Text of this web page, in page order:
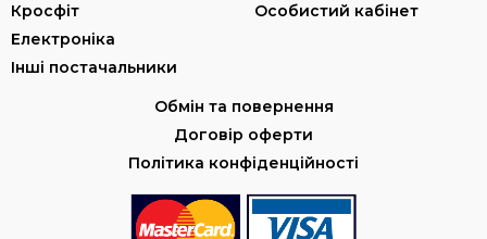
Кросфіт
Електроніка
Інші постачальники
Особистий кабінет
Обмін та повернення
Договір оферти
Політика конфіденційності